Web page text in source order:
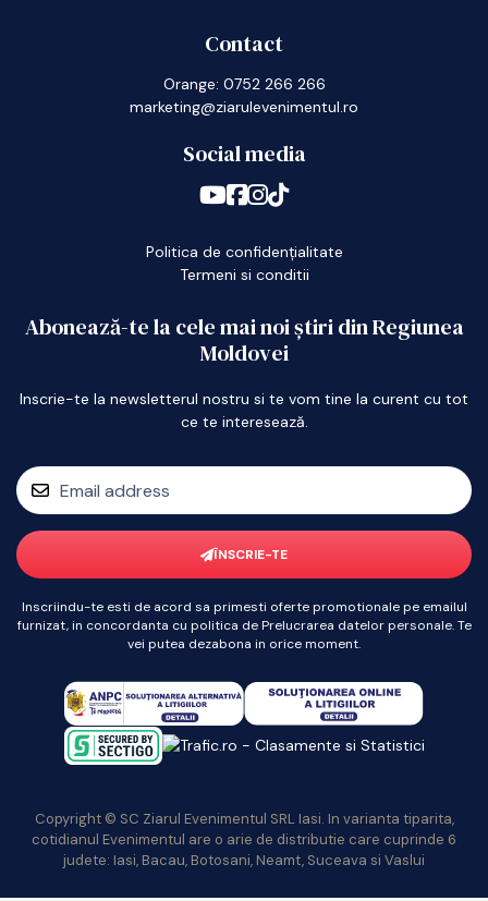
Contact
Orange: 0752 266 266
marketing@ziarulevenimentul.ro
Social media
Politica de confidențialitate
Termeni si conditii
Abonează-te la cele mai noi știri din Regiunea
Moldovei
Inscrie-te la newsletterul nostru si te vom tine la curent cu tot
ce te interesează.
ÎNSCRIE-TE
Inscriindu-te esti de acord sa primesti oferte promotionale pe emailul
furnizat, in concordanta cu politica de Prelucrarea datelor personale. Te
vei putea dezabona in orice moment.
Copyright © SC Ziarul Evenimentul SRL Iasi. In varianta tiparita,
cotidianul Evenimentul are o arie de distributie care cuprinde 6
judete: Iasi, Bacau, Botosani, Neamt, Suceava si Vaslui